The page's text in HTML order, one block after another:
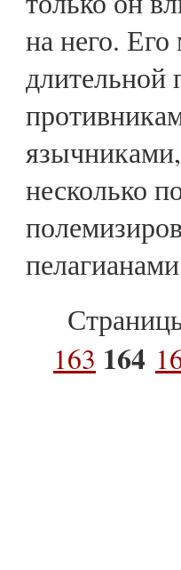
на него. Его
длительной
несколько
163 164